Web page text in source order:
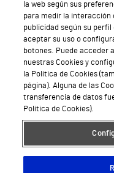
Política de
la web según sus
para medir la interacción
publicidad según su
aceptar su uso o
botones. Puede acceder
nuestras Cookies y
la Política de Cookies
página). Alguna de las
transferencia de datos
Política de Cookies).